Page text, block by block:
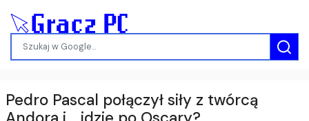
Pedro Pascal połączył siły z twórcą